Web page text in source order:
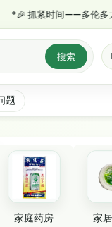
抓紧时间——多伦多大部
搜索
题
家庭药房 家